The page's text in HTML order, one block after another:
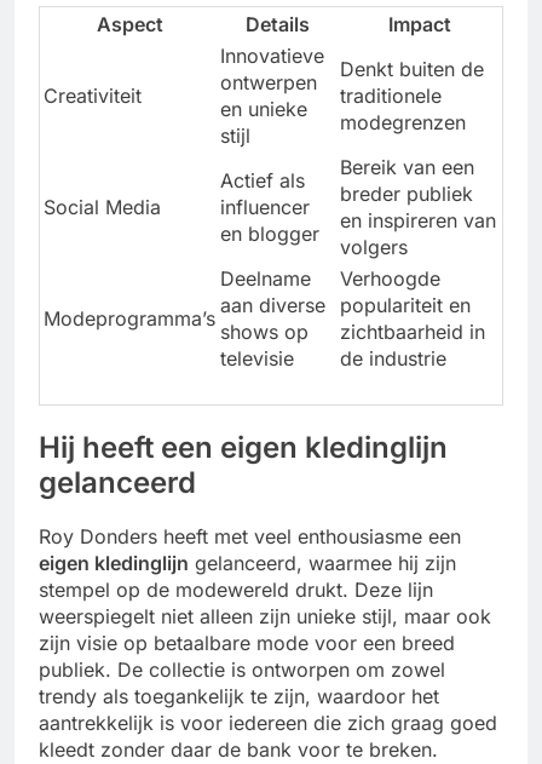
Aspect Details Impact
Creativiteit
Innovatieve
ontwerpen
en unieke
stijl
Denkt buiten de
traditionele
modegrenzen
Social Media
Actief als
influencer
en blogger
Bereik van een
breder publiek
en inspireren van
volgers
Modeprogramma’s
Deelname
aan diverse
shows op
televisie
Verhoogde
populariteit en
zichtbaarheid in
de industrie
Hij heeft een eigen kledinglijn
gelanceerd
Roy Donders heeft met veel enthousiasme een
eigen kledinglijn gelanceerd, waarmee hij zijn
stempel op de modewereld drukt. Deze lijn
weerspiegelt niet alleen zijn unieke stijl, maar ook
zijn visie op betaalbare mode voor een breed
publiek. De collectie is ontworpen om zowel
trendy als toegankelijk te zijn, waardoor het
aantrekkelijk is voor iedereen die zich graag goed
kleedt zonder daar de bank voor te breken.